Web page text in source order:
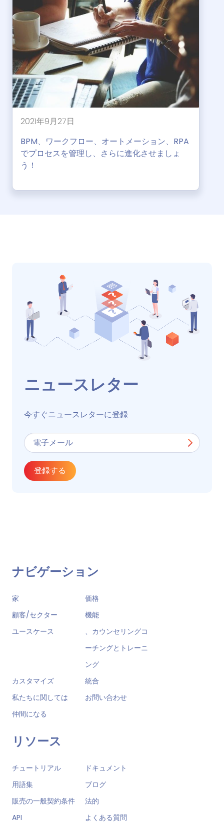
2021年9月27日
BPM、ワークフロー、オートメーション、RPA
でプロセスを管理し、さらに進化させましょ
う！
ニュースレター
今すぐニュースレターに登録
登録する
ナビゲーション
家
価格
顧客/セクター
機能
ユースケース
、カウンセリングコ
ーチングとトレーニ
ング
カスタマイズ
統合
私たちに関しては
お問い合わせ
仲間になる
リソース
チュートリアル
ドキュメント
用語集
ブログ
販売の一般契約条件
法的
API
よくある質問